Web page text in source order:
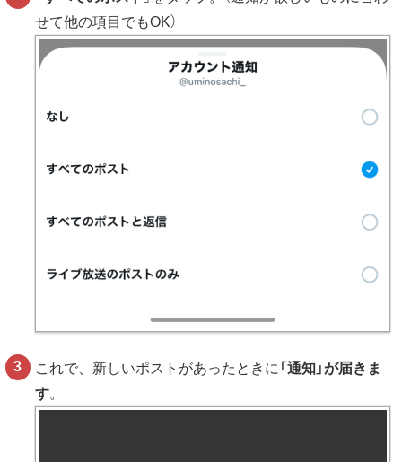
せて他の項目でもOK）
これで、新しいポストがあったときに 「通知」が届きま
す。